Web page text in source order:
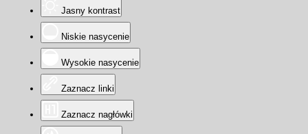
Jasny kontrast
Niskie nasycenie
Wysokie nasycenie
Zaznacz linki
Zaznacz nagłówki